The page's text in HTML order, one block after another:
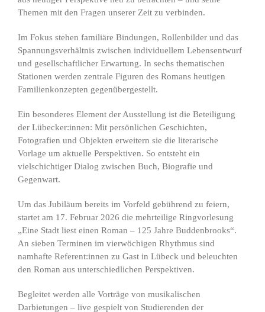
Themen mit den Fragen unserer Zeit zu verbinden.
Im Fokus stehen familiäre Bindungen, Rollenbilder und das
Spannungsverhältnis zwischen individuellem Lebensentwurf
und gesellschaftlicher Erwartung. In sechs thematischen
Stationen werden zentrale Figuren des Romans heutigen
Familienkonzepten gegenübergestellt.
Ein besonderes Element der Ausstellung ist die Beteiligung
der Lübecker:innen: Mit persönlichen Geschichten,
Fotografien und Objekten erweitern sie die literarische
Vorlage um aktuelle Perspektiven. So entsteht ein
vielschichtiger Dialog zwischen Buch, Biografie und
Gegenwart.
Um das Jubiläum bereits im Vorfeld gebührend zu feiern,
startet am 17. Februar 2026 die mehrteilige Ringvorlesung
„Eine Stadt liest einen Roman – 125 Jahre Buddenbrooks“.
An sieben Terminen im vierwöchigen Rhythmus sind
namhafte Referent:innen zu Gast in Lübeck und beleuchten
den Roman aus unterschiedlichen Perspektiven.
Begleitet werden alle Vorträge von musikalischen
Darbietungen – live gespielt von Studierenden der